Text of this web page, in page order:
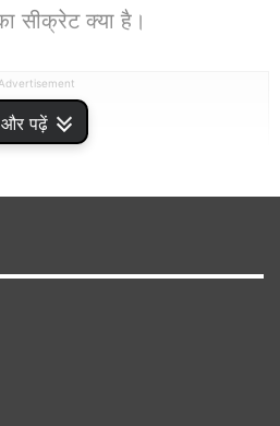
और पढ़ें
सीक्रेट क्या है।
Advertisement
सागर में अहम महाशक्तियां हैं।